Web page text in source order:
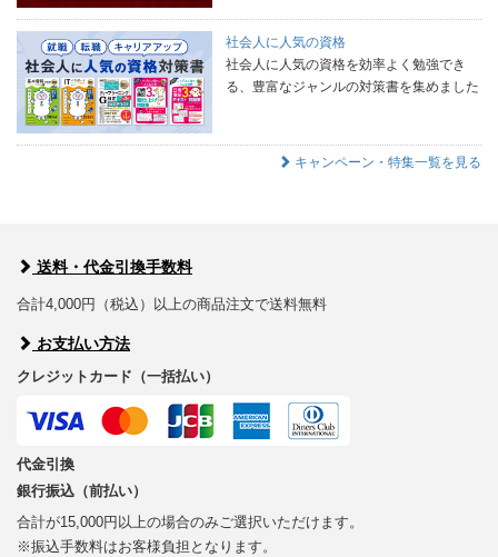
社会人に人気の資格
社会人に人気の資格を効率よく勉強でき
る、豊富なジャンルの対策書を集めました
キャンペーン・特集一覧を見る
送料・代金引換手数料
合計4,000円（税込）以上の商品注文で送料無料
お支払い方法
クレジットカード（一括払い）
代金引換
銀行振込（前払い）
合計が15,000円以上の場合のみご選択いただけます。
※振込手数料はお客様負担となります。